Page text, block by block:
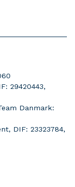
29420443,
Danmark:
DIF: 23323784,